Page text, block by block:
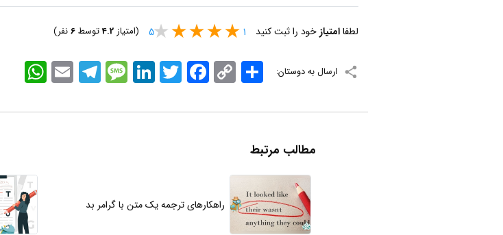
لطفاامتیاز خود را ثبت کنید 1
5 (امتیاز 4.2توسط6نفر)
ارسال به دوستان: WhatsApp EmailTelegramMessageLinkedInTwitterFacebook Copy
Link
اشتراک
مطالب مرتبط
راهکارهای ترجمه یک متن با گرامر بد